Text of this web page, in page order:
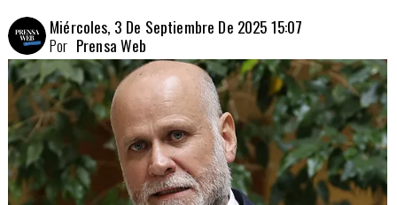
Miércoles, 3 De Septiembre De 2025 15:07
Prensa Web
Por